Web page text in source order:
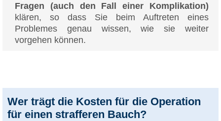
Fragen (auch den Fall einer Komplikation)
klären, so dass Sie beim Auftreten eines
Problemes genau wissen, wie sie weiter
vorgehen können.
Wer trägt die Kosten für die Operation
für einen strafferen Bauch?